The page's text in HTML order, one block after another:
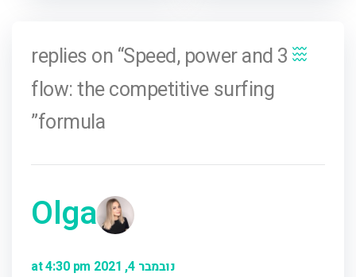
3 replies on “Speed, power and
flow: the competitive surfing
formula”
Olga
נובמבר 4, 2021 at 4:30 pm